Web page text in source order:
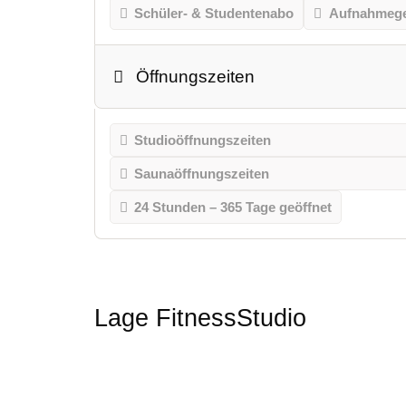
Schüler- & Studentenabo
Öffnungszeiten
Studioöffnungszeiten
Saunaöffnungszeiten
24 Stunden – 365 Tage geöffnet
Lage FitnessStudio